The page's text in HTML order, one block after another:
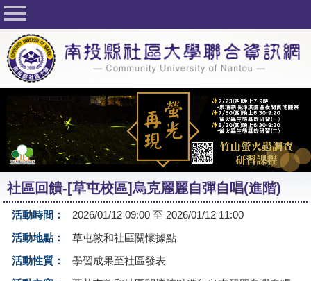
回首頁
關於社大
公佈欄
行事曆
最新活動
活動花絮
課程一覽表
志工與社團
友站連結
社區回饋-[草屯校區]烏克麗麗自彈自唱(進階)
活動時間：
2026/01/12 09:00 至 2026/01/12 11:00
活動地點：
草屯敦和社區關懷據點
活動性質：
學習成果至社區發表